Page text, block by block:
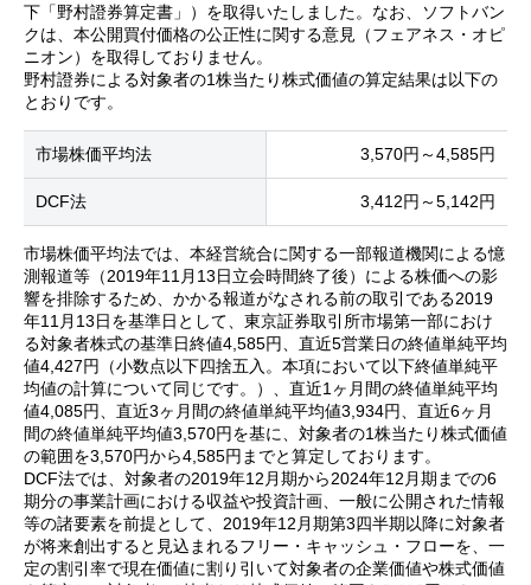
下「野村證券算定書」）を取得いたしました。なお、ソフトバン
クは、本公開買付価格の公正性に関する意見（フェアネス・オピ
ニオン）を取得しておりません。
野村證券による対象者の1株当たり株式価値の算定結果は以下の
とおりです。
市場株価平均法 3,570円～4,585円
DCF法 3,412円～5,142円
市場株価平均法では、本経営統合に関する一部報道機関による憶
測報道等（2019年11月13日立会時間終了後）による株価への影
響を排除するため、かかる報道がなされる前の取引である2019
年11月13日を基準日として、東京証券取引所市場第一部におけ
る対象者株式の基準日終値4,585円、直近5営業日の終値単純平均
値4,427円（小数点以下四捨五入。本項において以下終値単純平
均値の計算について同じです。）、直近1ヶ月間の終値単純平均
値4,085円、直近3ヶ月間の終値単純平均値3,934円、直近6ヶ月
間の終値単純平均値3,570円を基に、対象者の1株当たり株式価値
の範囲を3,570円から4,585円までと算定しております。
DCF法では、対象者の2019年12月期から2024年12月期までの6
期分の事業計画における収益や投資計画、一般に公開された情報
等の諸要素を前提として、2019年12月期第3四半期以降に対象者
が将来創出すると見込まれるフリー・キャッシュ・フローを、一
定の割引率で現在価値に割り引いて対象者の企業価値や株式価値